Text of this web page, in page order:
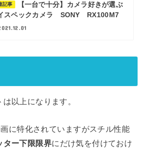
記事
【一台で十分】カメラ好きが選ぶ
スペックカメラ SONY RX100M7
以上になります。
に特化されていますがスチル性能
ター下限限界にだけ気を付けておけ